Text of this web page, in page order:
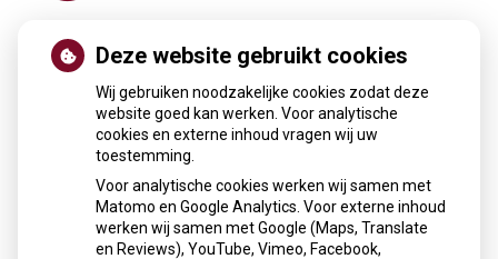
Regel met
gemak
Uw Zorg
online
Herhaalreceptenaanvragen
Anticonceptiemiddelenaanvragen
Diabetesmiddelenaanvragen
Deze website gebruikt cookies
Wij gebruiken noodzakelijke cookies zodat deze
website goed kan werken. Voor analytische
cookies en externe inhoud vragen wij uw
toestemming.
Voor analytische cookies werken wij samen met
Matomo en Google Analytics. Voor externe inhoud
werken wij samen met Google (Maps, Translate
en Reviews), YouTube, Vimeo, Facebook,